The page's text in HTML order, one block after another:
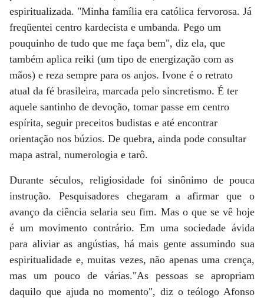
espiritualizada. "Minha família era católica fervorosa. Já
freqüentei centro kardecista e umbanda. Pego um
pouquinho de tudo que me faça bem", diz ela, que
também aplica reiki (um tipo de energização com as
mãos) e reza sempre para os anjos. Ivone é o retrato
atual da fé brasileira, marcada pelo sincretismo. É ter
aquele santinho de devoção, tomar passe em centro
espírita, seguir preceitos budistas e até encontrar
orientação nos búzios. De quebra, ainda pode consultar
mapa astral, numerologia e tarô.
Durante séculos, religiosidade foi sinônimo de pouca
instrução. Pesquisadores chegaram a afirmar que o
avanço da ciência selaria seu fim. Mas o que se vê hoje
é um movimento contrário. Em uma sociedade ávida
para aliviar as angústias, há mais gente assumindo sua
espiritualidade e, muitas vezes, não apenas uma crença,
mas um pouco de várias."As pessoas se apropriam
daquilo que ajuda no momento", diz o teólogo Afonso